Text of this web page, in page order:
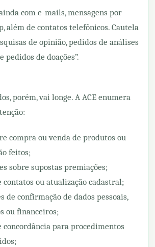
com e-mails, mensagens por
além de contatos telefônicos. Cautela
de opinião, pedidos de análises
pedidos de doações”.
porém, vai longe. A ACE enumera
compra ou venda de produtos ou
feitos;
sobre supostas premiações;
contatos ou atualização cadastral;
de confirmação de dados pessoais,
ou financeiros;
concordância para procedimentos